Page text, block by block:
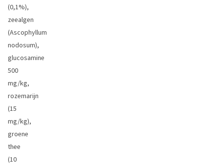
(0,1%),
zeealgen
(Ascophyllum
nodosum),
glucosamine
500
mg/kg,
rozemarijn
(15
mg/kg),
groene
thee
(10